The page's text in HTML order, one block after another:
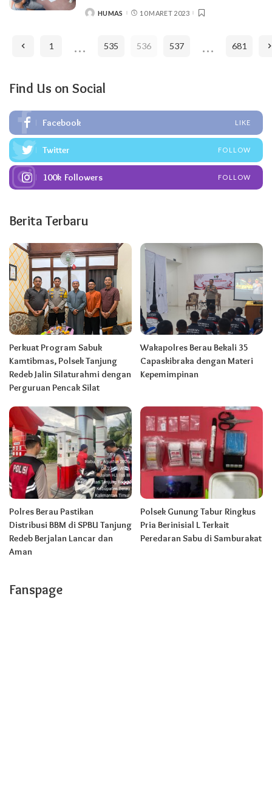
POSTED
HUMAS 10 MARET 2023
1 … 535 536 537 … 681
Find Us on Social
Facebook LIKE
Twitter FOLLOW
100k Followers FOLLOW
Berita Terbaru
Perkuat Program Sabuk
Kamtibmas, Polsek Tanjung
Redeb Jalin Silaturahmi dengan
Perguruan Pencak Silat
Wakapolres Berau Bekali 35
Capaskibraka dengan Materi
Kepemimpinan
Polres Berau Pastikan
Distribusi BBM di SPBU Tanjung
Redeb Berjalan Lancar dan
Aman
Polsek Gunung Tabur Ringkus
Pria Berinisial L Terkait
Peredaran Sabu di Samburakat
Fanspage